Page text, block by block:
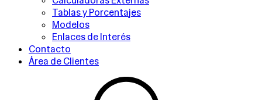
Tablas y Porcentajes
Modelos
Enlaces de Interés
Contacto
Área de Clientes